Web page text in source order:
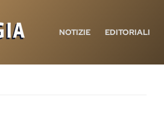
NOTIZIE EDITORIALI